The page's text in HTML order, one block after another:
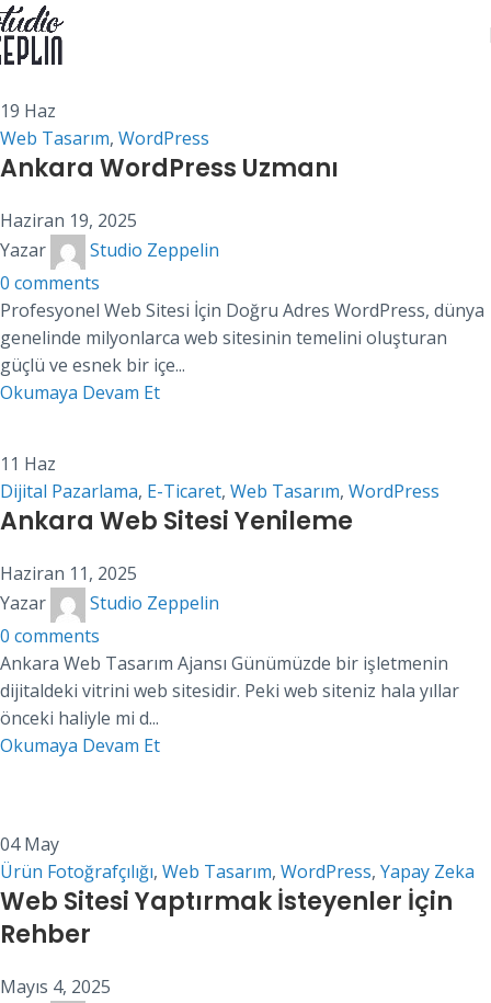
WordPress
Anasayfa
19 Haz
Web Tasarım, WordPress
Ankara WordPress Uzmanı
Haziran 19, 2025
Yazar
Studio Zeppelin
0 comments
Profesyonel Web Sitesi İçin Doğru Adres WordPress, dünya
genelinde milyonlarca web sitesinin temelini oluşturan
güçlü ve esnek bir içe...
Okumaya Devam Et
11 Haz
Dijital Pazarlama, E-Ticaret, Web Tasarım, WordPress
Ankara Web Sitesi Yenileme
Haziran 11, 2025
Yazar
Studio Zeppelin
0 comments
Ankara Web Tasarım Ajansı Günümüzde bir işletmenin
dijitaldeki vitrini web sitesidir. Peki web siteniz hala yıllar
önceki haliyle mi d...
Okumaya Devam Et
04May
Ürün Fotoğrafçılığı, Web Tasarım, WordPress, Yapay Zeka
Web Sitesi Yaptırmak İsteyenler İçin
Rehber
Mayıs 4, 2025